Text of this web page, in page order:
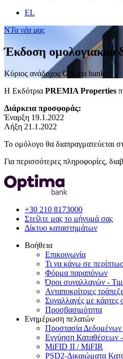
EL
ΝΤα νέα μας
Έκδοση ομολογιακού
Κύριος ανάδοχος Optima bank
Η Εκδότρια PREMIA Properties
Διάρκεια προσφοράς:
Έναρξη 19.1.2022
Λήξη 21.1.2022
Το ομόλογο θα διαπραγματεύεται
Για περισσότερες πληροφορίες,
+30 210 8173000
Στείλτε μας το μήνυμά σας
Δίκτυο καταστημάτων
Βοήθεια
Επικοινωνία
Τι να κάνω σε
Φόρμα παραπόνων
Όροι συναλλαγών -
Ανταποκρίτριες
Συναλλαγές με κάρτες
Προσβασιμότητα
Ενημέρωση πελατών
Προστασία
Εγγύηση Καταθέσεων
MiFID II / MiFIR
PSD2-Δικαιώματα